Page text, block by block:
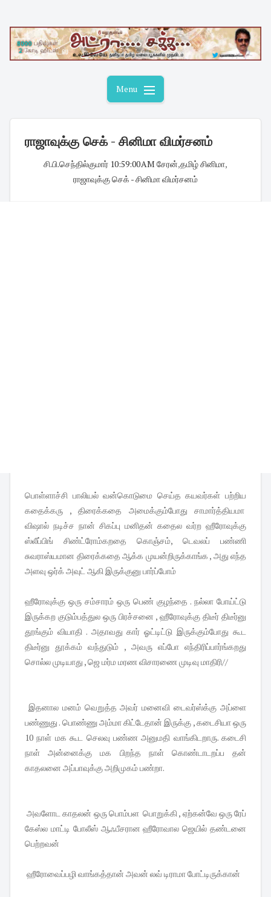
content
Menu
ராஜாவுக்கு செக் - சினிமா விமர்சனம்
சி.பி.செந்தில்குமார் 10:59:00 AM சேரன்,தமிழ் சினிமா,
ராஜாவுக்கு செக் - சினிமா விமர்சனம்
பொள்ளாச்சி பாலியல் வன்கொடுமை செய்த கயவர்கள் பற்றிய
கதைக்கரு , திரைக்கதை அமைக்கும்போது சாமார்த்தியமா
விஷால் நடிச்ச நான் சிகப்பு மனிதன் கதைல வர்ற ஹீரோவுக்கு
ஸ்லீப்பிங் சிண்ட்ரோம்கறதை கொஞ்சம், டெவலப் பண்ணி
சுவராஸ்யமான திரைக்கதை ஆக்க முயன்றிருக்காங்க , அது எந்த
அளவு ஒர்க் அவுட் ஆகி இருக்குனு பார்ப்போம்
ஹீரோவுக்கு ஒரு சம்சாரம் ஒரு பெண் குழந்தை . நல்லா போய்ட்டு
இருக்கற குடும்பத்துல ஒரு பிரச்சனை , ஹீரோவுக்கு திடீர் திடீர்னு
தூங்கும் வியாதி . அதாவது கார் ஓட்டிட்டு இருக்கும்போது கூட
திடீர்னு தூக்கம் வந்துடும் , அவரு எப்போ எந்திரிப்பார்ங்கறது
சொல்ல முடியாது , ஜெ மர்ம மரண விசாரணை முடிவு மாதிரி//
இதனால மனம் வெறுத்த அவர் மனைவி டைவர்ஸ்க்கு அப்ளை
பண்ணுது . பொண்ணு அம்மா கிட்டேதான் இருக்கு , கடைசியா ஒரு
10 நாள் மக கூட செலவு பண்ண அனுமதி வாங்கிடறாரு. கடைசி
நாள் அன்னைக்கு மக பிறந்த நாள் கொண்டாடறப்ப தன்
காதலனை அப்பாவுக்கு அறிமுகம் பண்றா.
அவளோட காதலன் ஒரு பொம்பள பொறுக்கி , ஏற்கன்வே ஒரு ரேப்
கேஸ்ல மாட்டி போலீஸ் ஆஃபீசரான ஹீரோவால ஜெயில் தண்டனை
பெற்றவன்
ஹீரோவைப்பழி வாங்கத்தான் அவன் லவ் டிராமா போட்டிருக்கான்